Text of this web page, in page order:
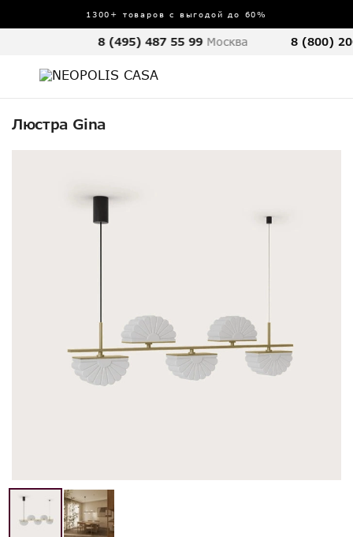
1300+ товаров с выгодой до 60%
8 (495) 487 55 99 Москва 8 (800)
Люстра Gina